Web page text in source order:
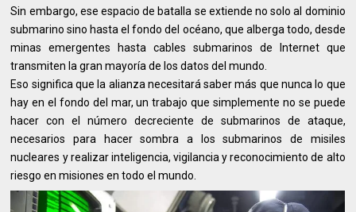
Sin embargo, ese espacio de batalla se extiende no solo al dominio
submarino sino hasta el fondo del océano, que alberga todo, desde
minas emergentes hasta cables submarinos de Internet que
transmiten la gran mayoría de los datos del mundo.
Eso significa que la alianza necesitará saber más que nunca lo que
hay en el fondo del mar, un trabajo que simplemente no se puede
hacer con el número decreciente de submarinos de ataque,
necesarios para hacer sombra a los submarinos de misiles
nucleares y realizar inteligencia, vigilancia y reconocimiento de alto
riesgo en misiones en todo el mundo.